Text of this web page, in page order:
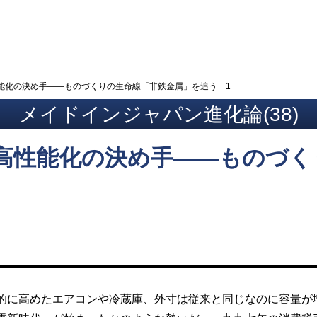
化の決め手――ものづくりの生命線「非鉄金属」を追う 1
メイドインジャパン進化論(38)
性能化の決め手――ものづく
高めたエアコンや冷蔵庫、外寸は従来と同じなのに容量